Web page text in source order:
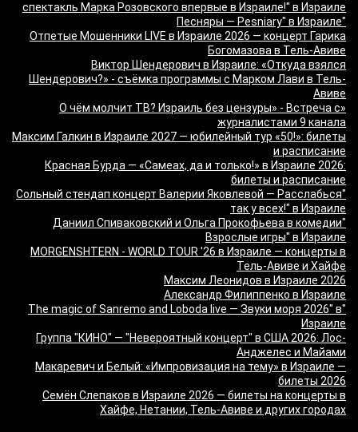
спектакль Марка Розовского впервые в Израиле!" в Израиле
"Песняры — Pesniary" в Израиле
Отпетые Мошенники LIVE в Израиле 2026 — концерт Гарика
Богомазова в Тель-Авиве
Виктор Шендерович в Израиле: «Откуда взялся
Шендерович?» - съёмка программы с Марком Лави в Тель-
Авиве
«О чём молчит ТВ? Израиль без цензуры» - Встреча с
журналистами 9 канала
Максим Галкин в Израиле 2027 — юбилейный тур «50!»: билеты
и расписание
Красная Бурда — «Самеах, да и только!» в Израиле 2026:
билеты и расписание
"Сольный стендап концерт Валерии Яковлевой — Расслабься
так у всех!" в Израиле
"Даниил Спиваковский и Ольга Прокофьева в комедии
Взрослые игры" в Израиле
MORGENSHTERN - WORLD TOUR '26 в Израиле — концерты в
Тель-Авиве и Хайфе
Максим Леонидов в Израиле 2026
Александр Филиппенко в Израиле
"The magic of Sanremo and Loboda live — Звуки моря 2026" в
Израиле
Группа "КИНО" — "Невероятный концерт" в США 2026: Лос-
Анджелес и Майами
Макаревич и Белый: «Импровизация на тему» в Израиле —
билеты 2026
Семён Слепаков в Израиле 2026 — билеты на концерты в
Хайфе, Нетании, Тель-Авиве и других городах